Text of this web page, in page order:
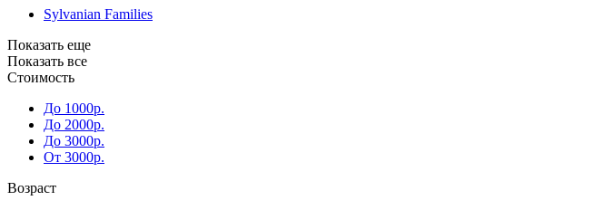
Sylvanian Families
Показать еще
Показать все
Стоимость
До 1000р.
До 2000р.
До 3000р.
От 3000р.
Возраст